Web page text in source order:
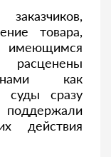
товара,
как
суды сразу
действия